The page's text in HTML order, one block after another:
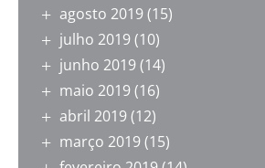
agosto 2019(15)
julho 2019(10)
junho 2019(14)
maio 2019(16)
abril 2019(12)
março 2019(15)